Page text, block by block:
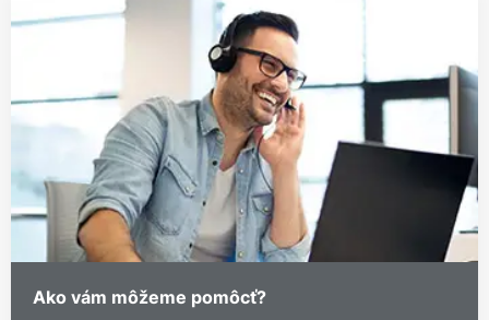
Ako vám môžeme pomôcť?